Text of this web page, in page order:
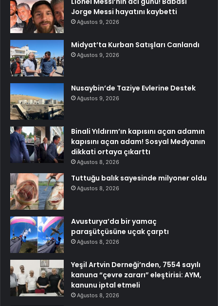
Jorge Messi hayatını kaybetti
Ağustos 9, 2026
Midyat’ta Kurban Satışları Canlandı
Ağustos 9, 2026
Nusaybin’de Taziye Evlerine Destek
Ağustos 9, 2026
Binali Yıldırım’ın kapısını açan adamın
kapısını açan adam! Sosyal Medyanın
dikkati ortaya çıkarttı
Ağustos 8, 2026
Tuttuğu balık sayesinde milyoner oldu
Ağustos 8, 2026
Avusturya’da bir yamaç
paraşütçüsüne uçak çarptı
Ağustos 8, 2026
Yeşil Artvin Derneği’nden, 7554 sayılı
kanuna “çevre zararı” eleştirisi: AYM,
kanunu iptal etmeli
Ağustos 8, 2026